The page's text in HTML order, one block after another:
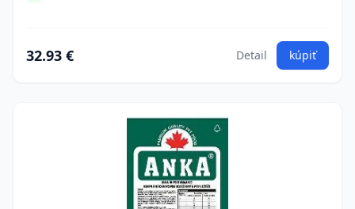
32.93 € Detail kúpiť